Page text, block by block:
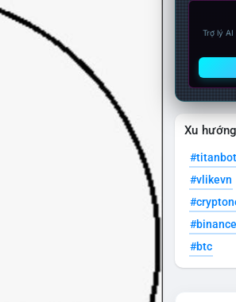
Trợ lý
Xu
#titanbot
#vlikevn
#btc